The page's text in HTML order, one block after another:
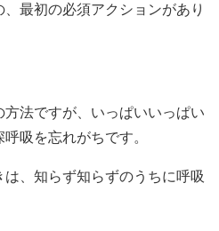
最初の必須アクションがあり
法ですが、いっぱいいっぱい
吸を忘れがちです。
、知らず知らずのうちに呼吸